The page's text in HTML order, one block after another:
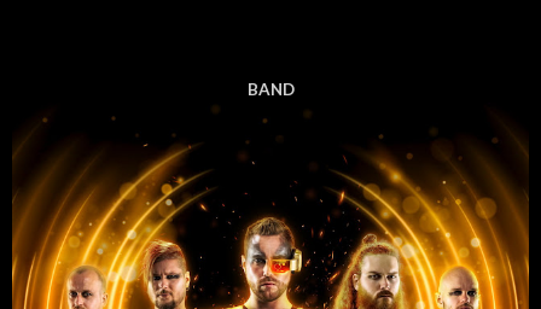
BAND